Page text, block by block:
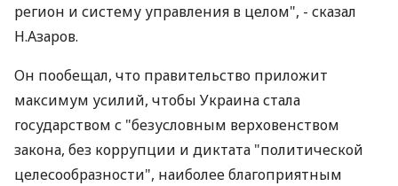
регион и систему управления в целом", - сказал
Н.Азаров.
Он пообещал, что правительство приложит
максимум усилий, чтобы Украина стала
государством с "безусловным верховенством
закона, без коррупции и диктата "политической
целесообразности", наиболее благоприятным